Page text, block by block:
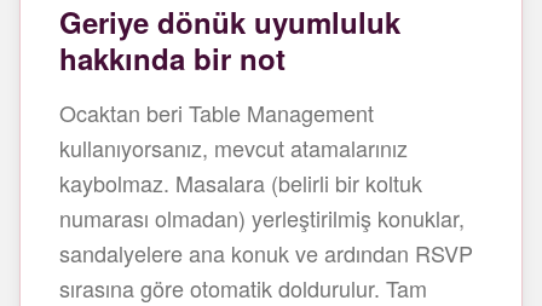
Geriye dönük uyumluluk
hakkında bir not
Ocaktan beri Table Management
kullanıyorsanız, mevcut atamalarınız
kaybolmaz. Masalara (belirli bir koltuk
numarası olmadan) yerleştirilmiş konuklar,
sandalyelere ana konuk ve ardından RSVP
sırasına göre otomatik doldurulur. Tam